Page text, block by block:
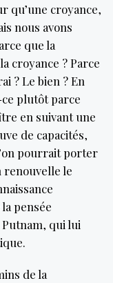
qu’une croyance,
nous avons
que la
croyance ? Parce
? Le bien ? En
plutôt parce
en suivant une
de capacités,
pourrait porter
renouvelle le
pensée
qui lui
de la